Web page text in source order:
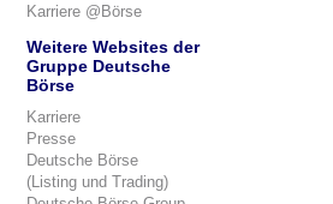
Karriere @Börse
Weitere Websites der
Gruppe Deutsche
Börse
Karriere
Presse
Deutsche Börse
(Listing und Trading)